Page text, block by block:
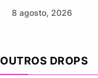
8 agosto, 2026
OUTROS DROPS